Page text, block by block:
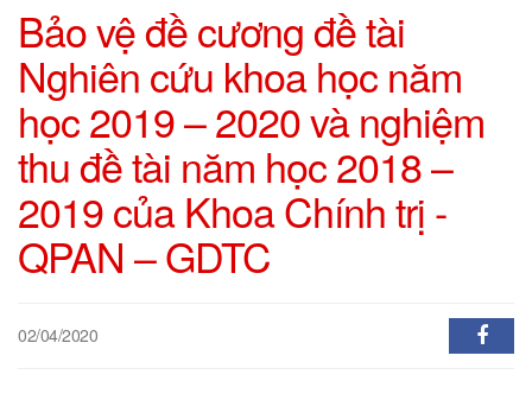
Bảo vệ đề cương đề tài
Nghiên cứu khoa học năm
học 2019 – 2020 và nghiệm
thu đề tài năm học 2018 –
2019 của Khoa Chính trị -
QPAN – GDTC
02/04/2020